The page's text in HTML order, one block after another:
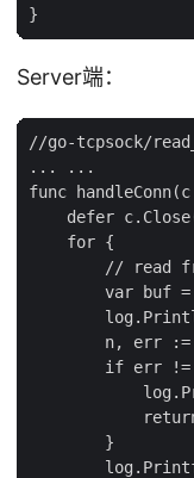
Server端：
//go-tcpsock/
... ...
func
defer
    for {
// read
var buf
n, err
if err !=
        }